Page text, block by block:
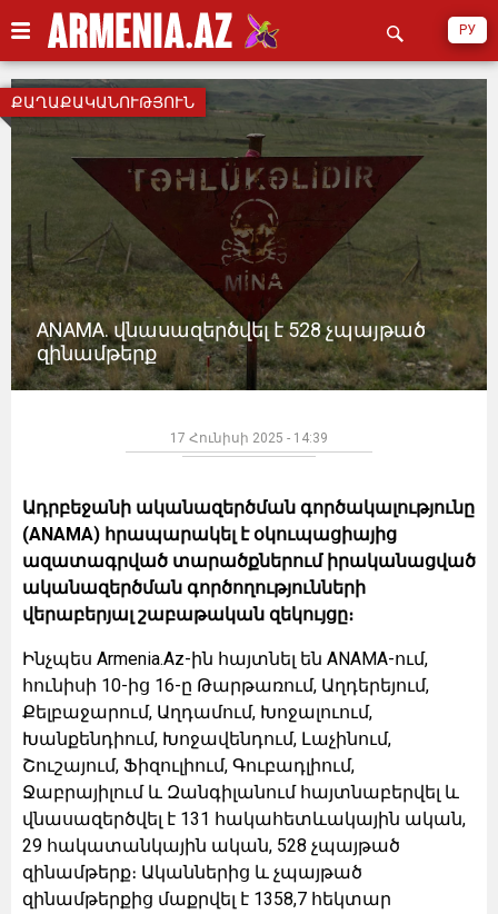
РУ
ANAMA. վնասազերծվել է 528 չպայթած
զինամթերք
ՔԱՂԱՔԱԿԱՆՈՒԹՅՈՒՆ
17 Հունիսի 2025 - 14:39
Ադրբեջանի ականազերծման գործակալությունը
(ANAMA) հրապարակել է օկուպացիայից
ազատագրված տարածքներում իրականացված
ականազերծման գործողությունների
վերաբերյալ շաբաթական զեկույցը։
Ինչպես Armenia.Az-ին հայտնել են ANAMA-ում,
հունիսի 10-ից 16-ը Թարթառում, Աղդերեյում,
Քելբաջարում, Աղդամում, Խոջալուում,
Խանքենդիում, Խոջավենդում, Լաչինում,
Շուշայում, Ֆիզուլիում, Գուբադլիում,
Ջաբրայիլում և Զանգիլանում հայտնաբերվել և
վնասազերծվել է 131 հակահետևակային ական,
29 հակատանկային ական, 528 չպայթած
զինամթերք։ Ականներից և չպայթած
զինամթերքից մաքրվել է 1358,7 հեկտար